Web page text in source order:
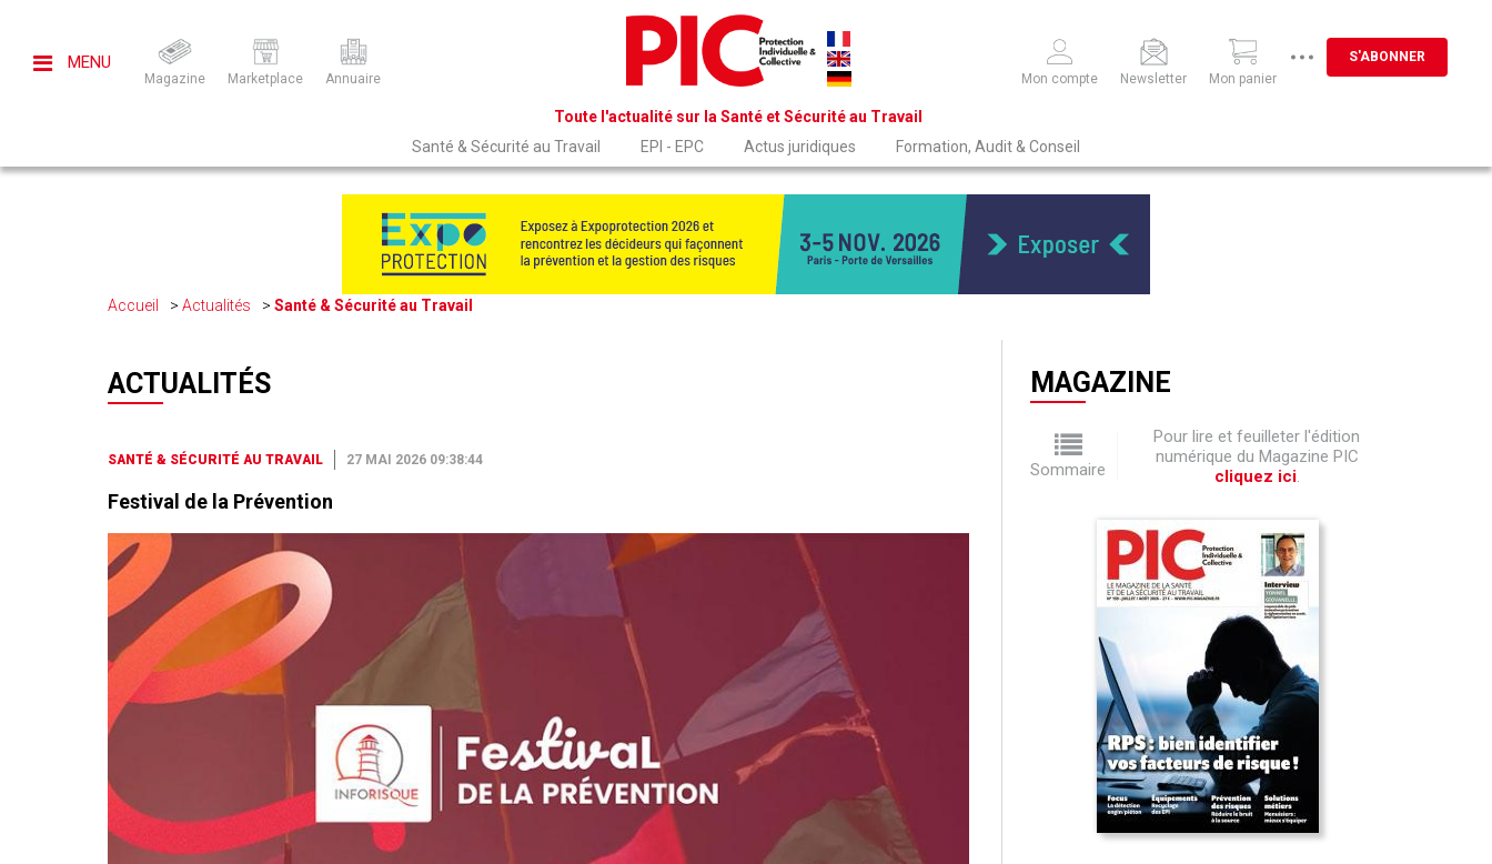
MENU
Magazine Marketplace Annuaire
Toute l'actualité sur la Santé et Sécurité au Travail
Mon compte Newsletter Mon panier
S'ABONNER
Santé & Sécurité au Travail EPI - EPC Actus juridiques Formation, Audit & Conseil
Accueil Actualités Santé & Sécurité au Travail
ACTUALITÉS
SANTÉ & SÉCURITÉ AU TRAVAIL 27 MAI 2026 09:38:44
Festival de la Prévention
MAGAZINE
Sommaire
Pour lire et feuilleter l'édition
numérique du Magazine PIC
cliquez ici.